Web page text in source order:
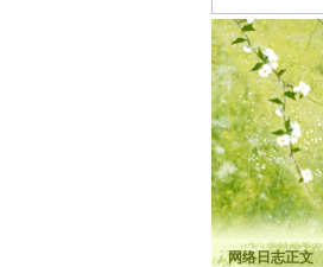
网络日志正文